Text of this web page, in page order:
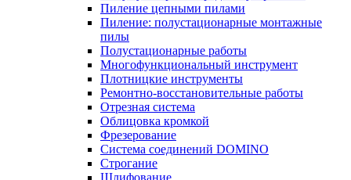
Пиление цепными пилами
Пиление: полустационарные монтажные
пилы
Полустационарные работы
Многофункциональный инструмент
Плотницкие инструменты
Ремонтно-восстановительные работы
Отрезная система
Облицовка кромкой
Фрезерование
Система соединений DOMINO
Строгание
Шлифование